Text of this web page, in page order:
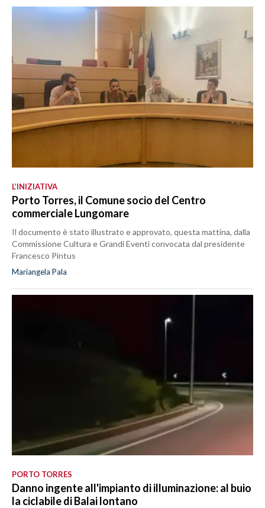
L’INIZIATIVA
Porto Torres, il Comune socio del Centro
commerciale Lungomare
Il documento è stato illustrato e approvato, questa mattina, dalla
Commissione Cultura e Grandi Eventi convocata dal presidente
Francesco Pintus
Mariangela Pala
PORTO TORRES
Danno ingente all'impianto di illuminazione: al buio
la ciclabile di Balai lontano